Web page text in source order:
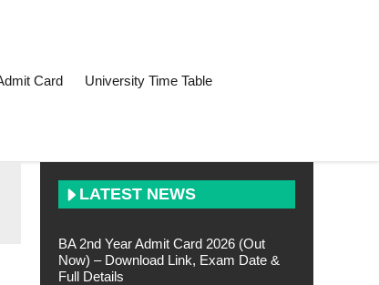
Card University Time Table
LATEST NEWS
BA 2nd Year Admit Card 2026 (Out
Now) – Download Link, Exam Date &
Full Details